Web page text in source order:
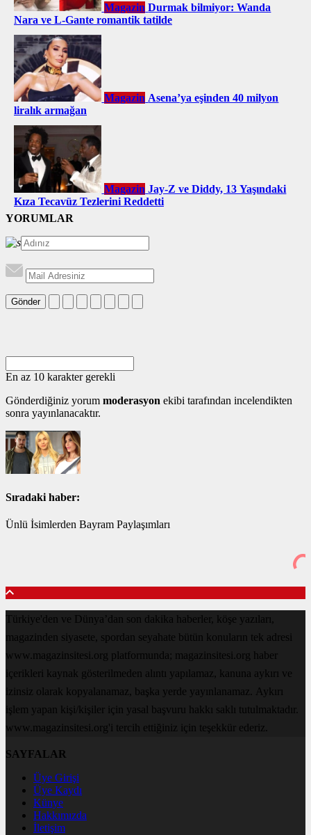
Magazin Durmak bilmiyor: Wanda
Nara ve L-Gante romantik tatilde
Magazin Asena’ya eşinden 40 milyon
liralık armağan
Magazin Jay-Z ve Diddy, 13 Yaşındaki
Kıza Tecavüz Tezlerini Reddetti
YORUMLAR
Gönder
En az 10 karakter gerekli
Gönderdiğiniz yorum moderasyon ekibi tarafından incelendikten
sonra yayınlanacaktır.
Sıradaki haber:
Ünlü İsimlerden Bayram Paylaşımları
Türkiye'den ve Dünya’dan son dakika haberler, köşe yazıları,
magazinden siyasete, spordan seyahate bütün konuların tek adresi
www.magazinsitesi.org platformunda; magazinsitesi.org haber
içerikleri kaynak gösterilmeden alıntı yapılamaz, kanuna aykırı ve
izinsiz olarak kopyalanamaz, başka yerde yayınlanamaz. Aykırı
işlem yapan kişi/kişiler için yasal başvuru hakkı saklı tutulmaktadır.
www.magazinsitesi.org'i tercih ettiğiniz için teşekkür ederiz.
SAYFALAR
Üye Girişi
Üye Kaydı
Künye
Hakkımızda
İletişim